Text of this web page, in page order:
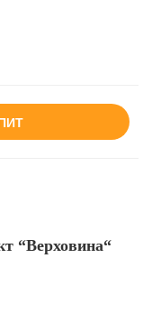
“Верховина“